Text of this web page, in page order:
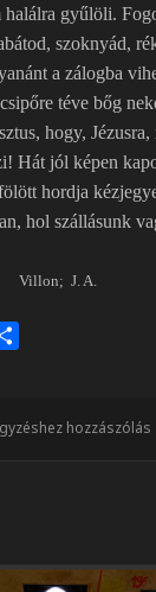
halálra gyűlöli.
szoknyád,
a zálogba
téve bőg
hogy, Jézusra,
Hát jól képen
hordja
hol szállásunk
Villon; J. A.
z
hozzászólás